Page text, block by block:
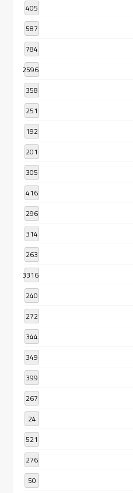
405
587
784
2596
358
251
192
201
305
416
296
314
263
3316
240
272
344
349
399
267
24
521
276
50